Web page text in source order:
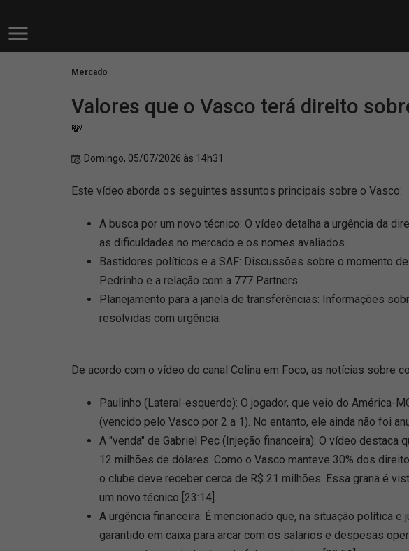
Mercado
Valores que o Vasco terá direito
💸
Domingo, 05/07/2026 às 14h31
Este vídeo aborda os seguintes assuntos principais sobre o Vasco:
A busca por um novo técnico: O vídeo detalha a urgência da
as dificuldades no mercado e os nomes avaliados.
Bastidores políticos e a SAF: Discussões sobre o momento
Pedrinho e a relação com a 777 Partners.
Planejamento para a janela de transferências: Informações
resolvidas com urgência.
De acordo com o vídeo do canal Colina em Foco, as notícias sobre
Paulinho (Lateral-esquerdo): O jogador, que veio do América-
(vencido pelo Vasco por 2 a 1). No entanto, ele ainda não foi
A "venda" de Gabriel Pec (Injeção financeira): O vídeo
12 milhões de dólares. Como o Vasco manteve 30% dos
o clube deve receber cerca de R$ 21 milhões. Essa grana é
um novo técnico [23:14].
A urgência financeira: É mencionado que, na situação política
garantido em caixa para arcar com os salários e despesas